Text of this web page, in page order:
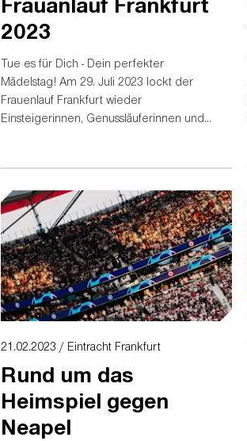
2023
Tue es für Dich - Dein perfekter
Mädelstag! Am 29. Juli 2023 lockt der
Frauenlauf Frankfurt wieder
Einsteigerinnen, Genussläuferinnen und
21.02.2023 / Eintracht Frankfurt
Rund um das
Heimspiel gegen
Neapel